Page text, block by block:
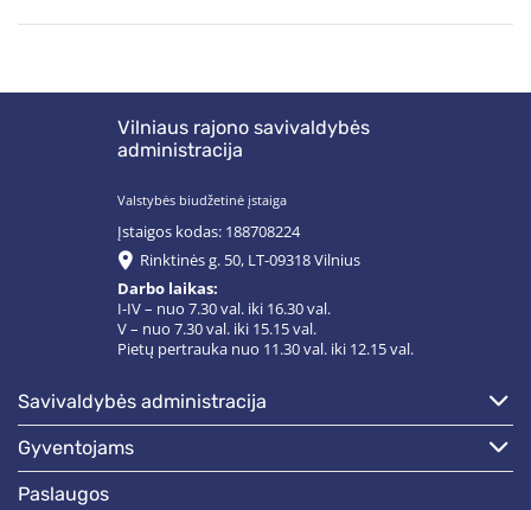
Vilniaus rajono savivaldybės
administracija
Valstybės biudžetinė įstaiga
Įstaigos kodas: 188708224
Rinktinės g. 50, LT-09318 Vilnius
Darbo laikas:
I-IV – nuo 7.30 val. iki 16.30 val.
V – nuo 7.30 val. iki 15.15 val.
Pietų pertrauka nuo 11.30 val. iki 12.15 val.
savivaldybės administracija
gyventojams
paslaugos